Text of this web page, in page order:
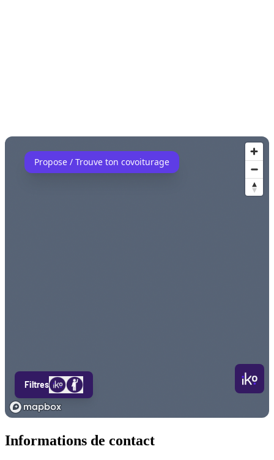
Informations de contact